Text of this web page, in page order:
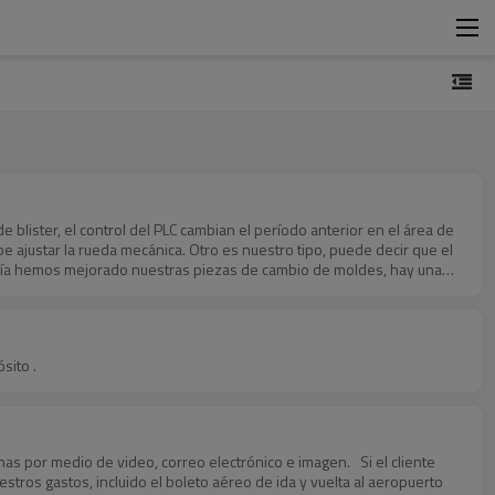
blister, el control del PLC cambian el período anterior en el área de
ajustar la rueda mecánica. Otro es nuestro tipo, puede decir que el
hemos mejorado nuestras piezas de cambio de moldes, hay una
funcione y el material siga adelante. Debe haber un motor para
el clip se suelta y los materiales regresan, es necesario ajustar la
si su molde de formación es lo suficientemente largo. P: La
hacer? R: Al principio, enviaremos un video sobre cómo
.
gastos, incluido el boleto aéreo de ida y vuelta al aeropuerto